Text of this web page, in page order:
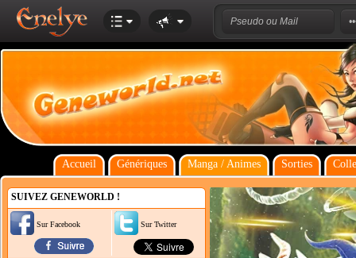
Accueil Génériques Manga / Animes Sorties
SUIVEZ GENEWORLD !
Sur Facebook Sur Twitter